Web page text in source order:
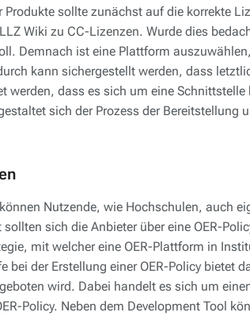
sollte zunächst auf die korrekte
Wiki zu CC-Lizenzen. Wurde dies
Demnach ist eine Plattform
kann sichergestellt werden, dass
werden, dass es sich um eine
sich der Prozess der Bereitstellung
Nutzende, wie Hochschulen, auch
sich die Anbieter über eine OER-
mit welcher eine OER-Plattform in
der Erstellung einer OER-Policy bietet
wird. Dabei handelt es sich um
Policy. Neben dem Development Tool